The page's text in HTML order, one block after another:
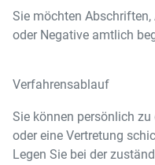
Sie möchten
oder Negative amtlich
Verfahrensablauf
Sie können persönlich
oder eine Vertretung
Legen Sie bei der